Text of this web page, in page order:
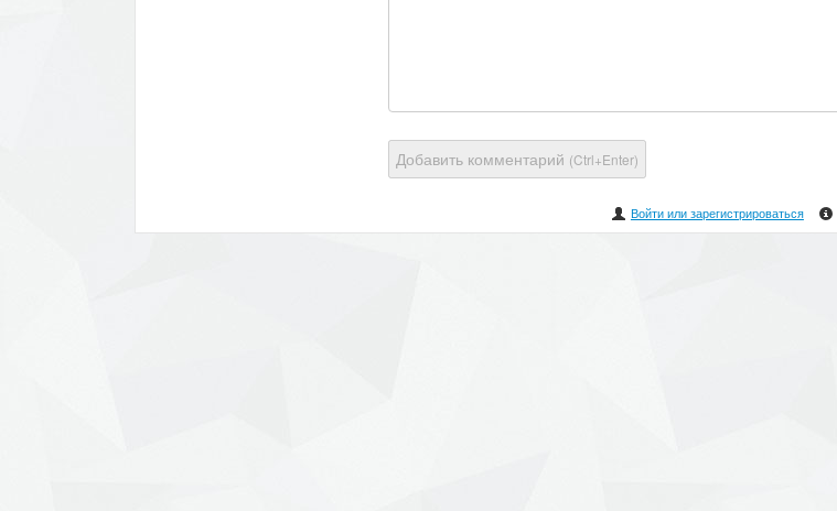
Добавить комментарий (Ctrl+Enter)
Войти или зарегистрироваться